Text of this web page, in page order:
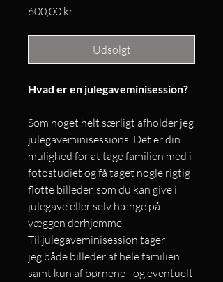
600,00 kr.
Udsolgt
Hvad er en julegaveminisession?
Som noget helt særligt afholder jeg
julegaveminisessions. Det er din
mulighed for at tage familien med i
fotostudiet og få taget nogle rigtig
flotte billeder, som du kan give i
julegave eller selv hænge på
væggen derhjemme.
Til julegaveminisession tager
jeg både billeder af hele familien
samt kun af børnene - og eventuelt